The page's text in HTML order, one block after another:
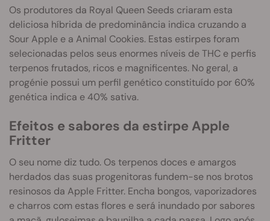
Os produtores da Royal Queen Seeds criaram esta
deliciosa híbrida de predominância indica cruzando a
Sour Apple e a Animal Cookies. Estas estirpes foram
selecionadas pelos seus enormes níveis de THC e perfis
terpenos frutados, ricos e magnificentes. No geral, a
progénie possui um perfil genético constituído por 60%
genética indica e 40% sativa.
Efeitos e sabores da estirpe Apple
Fritter
O seu nome diz tudo. Os terpenos doces e amargos
herdados das suas progenitoras fundem-se nos brotos
resinosos da Apple Fritter. Encha bongos, vaporizadores
e charros com estas flores e será inundado por sabores